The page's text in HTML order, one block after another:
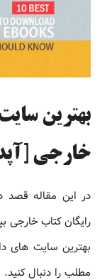
بهترین
خارجی [آپدیت
در این مقاله قصد
رایگان کتاب خارجی
بهترین سایت های
مطلب را دنبال